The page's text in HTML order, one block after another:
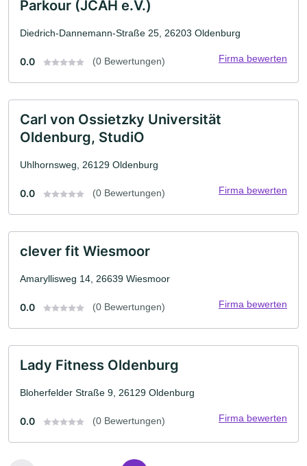
Parkour (JCAH e.V.)
Diedrich-Dannemann-Straße 25, 26203 Oldenburg
0.0 (0 Bewertungen) Firma bewerten
Carl von Ossietzky Universität
Oldenburg, StudiO
Uhlhornsweg, 26129 Oldenburg
0.0 (0 Bewertungen) Firma bewerten
clever fit Wiesmoor
Amaryllisweg 14, 26639 Wiesmoor
0.0 (0 Bewertungen) Firma bewerten
Lady Fitness Oldenburg
Bloherfelder Straße 9, 26129 Oldenburg
0.0 (0 Bewertungen) Firma bewerten